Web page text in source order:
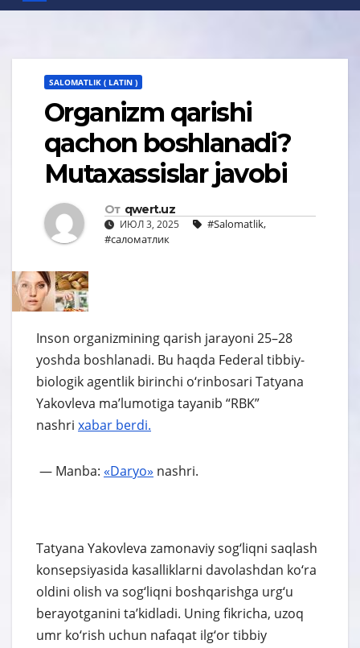
SALOMATLIK ( LATIN )
Organizm qarishi
qachon boshlanadi?
Mutaxassislar javobi
От qwert.uz
ИЮЛ 3, 2025 #Salomatlik,
#саломатлик
Inson organizmining qarish jarayoni 25–28
yoshda boshlanadi. Bu haqda Federal tibbiy-
biologik agentlik birinchi o‘rinbosari Tatyana
Yakovleva ma’lumotiga tayanib “RBK”
nashri xabar berdi.
— Manba: «Daryo» nashri.
Tatyana Yakovleva zamonaviy sog‘liqni saqlash
konsepsiyasida kasalliklarni davolashdan ko‘ra
oldini olish va sog‘liqni boshqarishga urg‘u
berayotganini ta’kidladi. Uning fikricha, uzoq
umr ko‘rish uchun nafaqat ilg‘or tibbiy